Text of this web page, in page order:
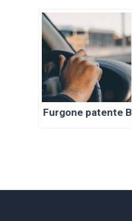
Furgone patente B